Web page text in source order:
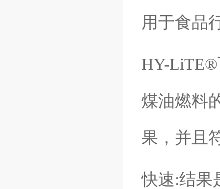
用于食品
HY-LiTE®
煤油燃料
果，并且
快速:结果